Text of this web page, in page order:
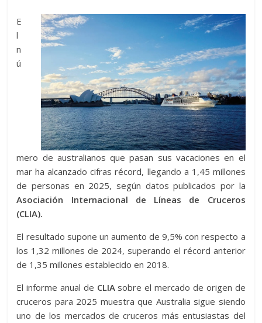
E
l
n
ú
mero de australianos que pasan sus vacaciones en el
mar ha alcanzado cifras récord, llegando a 1,45 millones
de personas en 2025, según datos publicados por la
Asociación Internacional de Líneas de Cruceros
(CLIA).
El resultado supone un aumento de 9,5% con respecto a
los 1,32 millones de 2024, superando el récord anterior
de 1,35 millones establecido en 2018.
El informe anual de CLIAsobre el mercado de origen de
cruceros para 2025 muestra que Australia sigue siendo
uno de los mercados de cruceros más entusiastas del